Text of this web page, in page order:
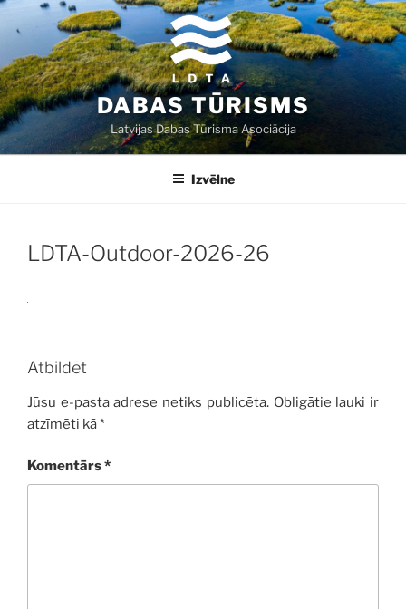
Doties
saturu
DABAS TŪRISMS
Latvijas Dabas Tūrisma Asociācija
Izvēlne
LDTA-Outdoor-2026-26
Atbildēt
Jūsu e-pasta adrese netiks publicēta. Obligātie lauki ir
atzīmēti kā*
Komentārs*